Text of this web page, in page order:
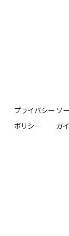
プライバシー
ポリシー
ソ
ガ